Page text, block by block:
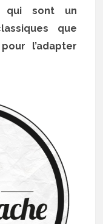
qui sont un
que
l’adapter